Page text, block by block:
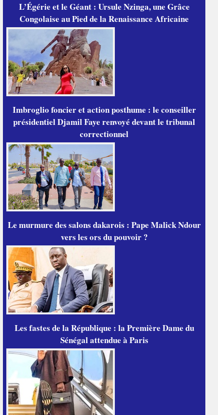
L’Égérie et le Géant : Ursule Nzinga, une Grâce
Congolaise au Pied de la Renaissance Africaine
Imbroglio foncier et action posthume : le conseiller
présidentiel Djamil Faye renvoyé devant le tribunal
correctionnel
Le murmure des salons dakarois : Pape Malick Ndour
vers les ors du pouvoir ?
Les fastes de la République : la Première Dame du
Sénégal attendue à Paris